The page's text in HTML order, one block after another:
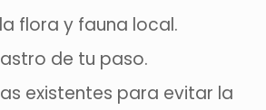
flora y fauna local.
de tu paso.
existentes para evitar la